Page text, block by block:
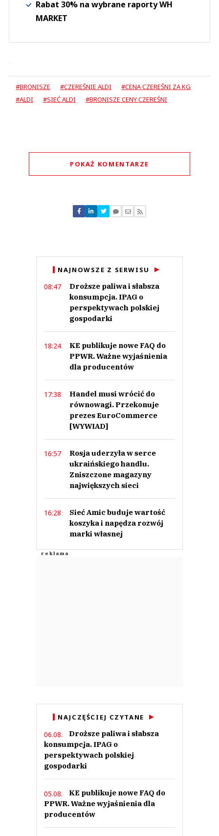
Rabat 30% na wybrane raporty WH
MARKET
#BRONISZE #CZEREŚNIE ALDI
#CENA CZEREŚNI ZA KG
#ALDI
#SIEĆ ALDI #BRONISZE CENY CZEREŚNI
POKAŻ KOMENTARZE
Nie znaleziono komentarzy
Zostaw swoje komentarze
NAJNOWSZE Z SERWISU
08:47
Droższe paliwa i słabsza
konsumpcja. IPAG o
perspektywach polskiej
gospodarki
18:24
KE publikuje nowe FAQ do
PPWR. Ważne wyjaśnienia
dla producentów
17:38
Handel musi wrócić do
równowagi. Przekonuje
prezes EuroCommerce
[WYWIAD]
16:57
Rosja uderzyła w serce
ukraińskiego handlu.
Zniszczone magazyny
największych sieci
16:28
Sieć Amic buduje wartość
koszyka i napędza rozwój
marki własnej
NAJCZĘŚCIEJ CZYTANE
06.08.
Droższe paliwa i słabsza
konsumpcja. IPAG o
perspektywach polskiej
gospodarki
05.08.
KE publikuje nowe FAQ do
PPWR. Ważne wyjaśnienia dla
producentów